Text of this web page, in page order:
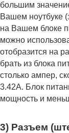
большим
Вашем ноутбуке
на Вашем блоке
можно
отобразится на
брать из блока
столько ампер,
3.42А. Блок
мощность и
3) Разъем